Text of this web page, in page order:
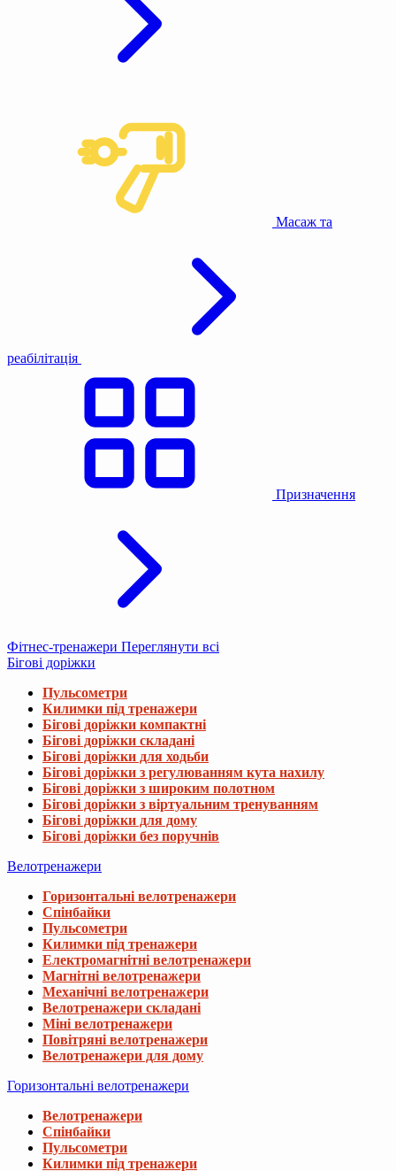
Масаж та
реабілітація
Призначення
Фітнес-тренажери Переглянути всі
Бігові доріжки
Пульсометри
Килимки під тренажери
Бігові доріжки компактні
Бігові доріжки складані
Бігові доріжки для ходьби
Бігові доріжки з регулюванням кута нахилу
Бігові доріжки з широким полотном
Бігові доріжки з віртуальним тренуванням
Бігові доріжки для дому
Бігові доріжки без поручнів
Велотренажери
Горизонтальні велотренажери
Спінбайки
Пульсометри
Килимки під тренажери
Електромагнітні велотренажери
Магнітні велотренажери
Механічні велотренажери
Велотренажери складані
Міні велотренажери
Повітряні велотренажери
Велотренажери для дому
Горизонтальні велотренажери
Велотренажери
Спінбайки
Пульсометри
Килимки під тренажери